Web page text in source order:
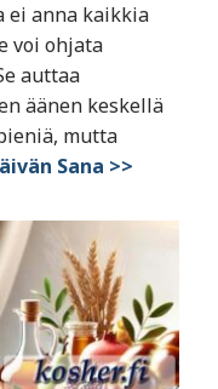
ei anna kaikkia
voi ohjata
auttaa
äänen keskellä
mutta
Sana >>